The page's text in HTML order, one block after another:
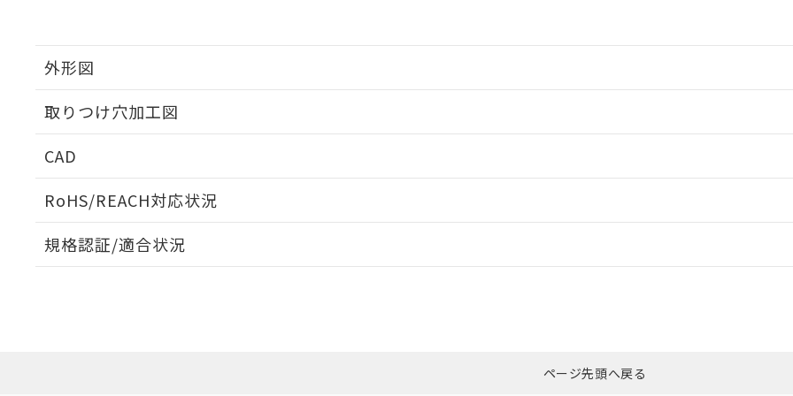
外形図
取りつけ穴加工図
CAD
RoHS/REACH対応状況
EU RoHS 注意事項・凡例
ダウンロードはこちら
規格認証/適合状況
ページ先頭へ戻る